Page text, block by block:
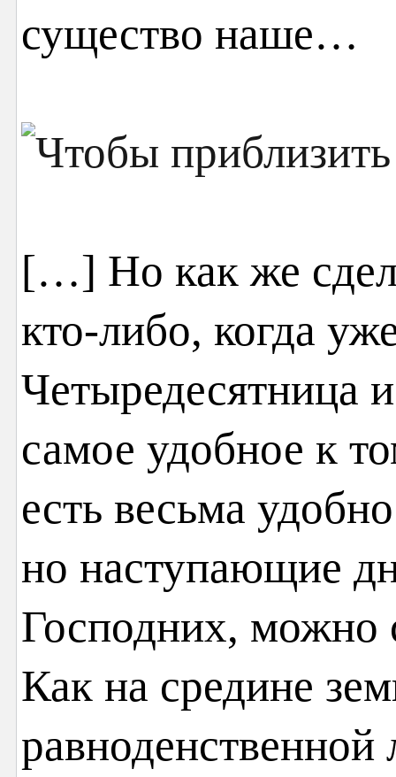
существо наше…
[…] Но как же
кто-либо, когда
Четыредесятница
самое удобное к
есть весьма
но наступающие
Господних, можно
Как на средине
равноденственной